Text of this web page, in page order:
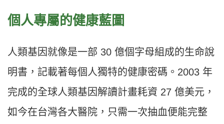
個人專屬的健康藍圖
人類基因就像是一部 30 億個字母組成的生命說
明書，記載著每個人獨特的健康密碼。2003 年
完成的全球人類基因解讀計畫耗資 27 億美元，
如今在台灣各大醫院，只需一次抽血便能完整